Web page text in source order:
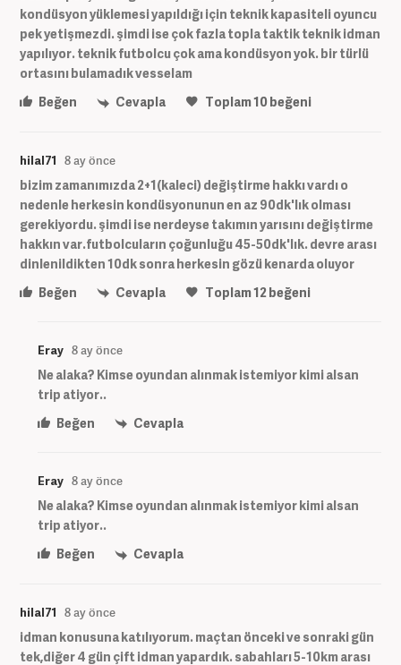
kondüsyon yüklemesi yapıldığı için teknik kapasiteli oyuncu
pek yetişmezdi. şimdi ise çok fazla topla taktik teknik idman
yapılıyor. teknik futbolcu çok ama kondüsyon yok. bir türlü
ortasını bulamadık vesselam
Beğen
Cevapla Toplam10beğeni
hilal71 8 ay önce
bizim zamanımızda 2+1(kaleci) değiştirme hakkı vardı o
nedenle herkesin kondüsyonunun en az 90dk'lık olması
gerekiyordu. şimdi ise nerdeyse takımın yarısını değiştirme
hakkın var.futbolcuların çoğunluğu 45-50dk'lık. devre arası
dinlenildikten 10dk sonra herkesin gözü kenarda oluyor
Beğen
Cevapla Toplam12 beğeni
Eray 8 ay önce
Ne alaka? Kimse oyundan alınmak istemiyor kimi alsan
trip atiyor..
Beğen
Cevapla
Eray 8 ay önce
Ne alaka? Kimse oyundan alınmak istemiyor kimi alsan
trip atiyor..
Beğen
Cevapla
hilal71 8 ay önce
idman konusuna katılıyorum. maçtan önceki ve sonraki gün
tek,diğer 4 gün çift idman yapardık. sabahları 5-10km arası